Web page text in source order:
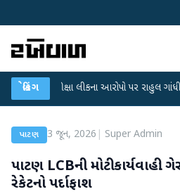
બ્રેકિંગ
પરીક્ષા લીકના આરોપો પર રાહુલ ગાંધીએ કેન્દ્ર પર
પાટણ 3 જૂન, 2026 Super Admin
પાટણ LCBની મોટી કાર્યવાહી:
રેકેટનો પર્દાફાશ